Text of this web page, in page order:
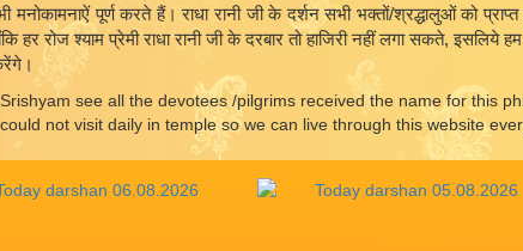
मनोकामनाऐं पूर्ण करते हैं। राधा रानी जी के दर्शन सभी भक्तों/श्रद्धालुओं को
हर रोज श्याम प्रेमी राधा रानी जी के दरबार तो हाजिरी नहीं लगा सकते, इसलिये
see all the devotees /pilgrims received the name for this
not visit daily in temple so we can live through this website